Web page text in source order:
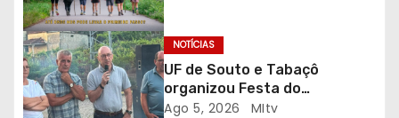
g
o
s
NOTÍCIAS
UF de Souto e Tabaçô
organizou Festa do
Emigrante
Ago 5, 2026 MItv